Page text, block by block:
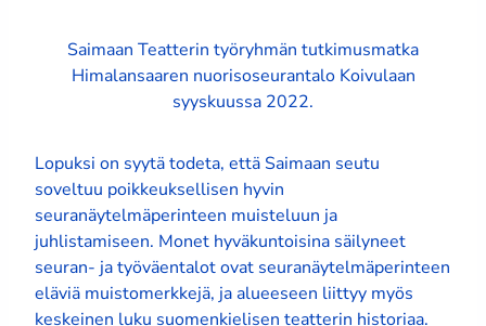
Saimaan Teatterin työryhmän tutkimusmatka
Himalansaaren nuorisoseurantalo Koivulaan
syyskuussa 2022.
Lopuksi on syytä todeta, että Saimaan seutu
soveltuu poikkeuksellisen hyvin
seuranäytelmäperinteen muisteluun ja
juhlistamiseen. Monet hyväkuntoisina säilyneet
seuran- ja työväentalot ovat seuranäytelmäperinteen
eläviä muistomerkkejä, ja alueeseen liittyy myös
keskeinen luku suomenkielisen teatterin historiaa.